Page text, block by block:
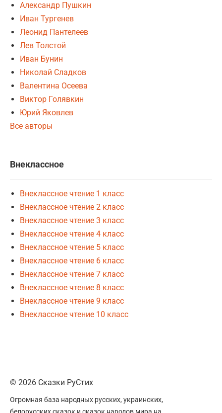
Александр Пушкин
Иван Тургенев
Леонид Пантелеев
Лев Толстой
Иван Бунин
Николай Сладков
Валентина Осеева
Виктор Голявкин
Юрий Яковлев
Все авторы
Внеклассное
Внеклассное чтение 1 класс
Внеклассное чтение 2 класс
Внеклассное чтение 3 класс
Внеклассное чтение 4 класс
Внеклассное чтение 5 класс
Внеклассное чтение 6 класс
Внеклассное чтение 7 класс
Внеклассное чтение 8 класс
Внеклассное чтение 9 класс
Внеклассное чтение 10 класс
© 2026 Сказки РуСтих
Огромная база народных русских, украинских,